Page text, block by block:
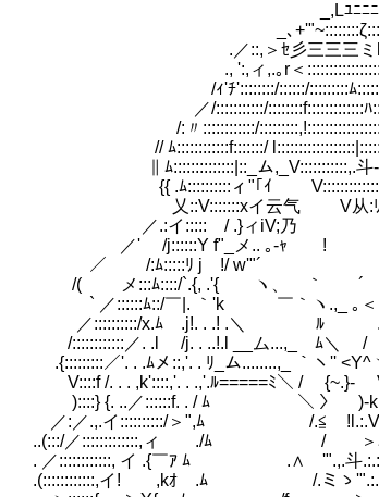
_,Lﾕﾆﾆﾆﾕ
_､+'"~::::::::ζ:::::::::::::::
.／::,＞ｾ彡三三三ミhｧ
., ':,ィ,.｡r＜
/ｨ'ﾁ'::::::::/::::::/:::::::::ﾑ
／/:::::::::::/::::::::f:::::::::::::ﾊ
/:〃::::::::::::/
// ﾑ::::::::::::f:::::::/
∥ ﾑ::::::::::::::|::_ム
{{ .ﾑ::::::::::ィ"｢ｲ
乂::V:::::::xイ云气 ゞV从:ﾘ{夾
／.:イ:::::ゞ/ .}ィiV;乃 ゞ-
／' /j::::::Y f"_メ.. ｡-ｬ !
／ /:ﾑ:::::ﾘ j !/ w'"´ ,ｲ:::::::ﾘ
/( メ:::ﾑ::::/`.{, .'{ ゝヽ、 ｀ ´ .,.イj.
ゞ` ／::::::ﾑ::/￣|. ｀'k ￣｀ヽ.,_ ｡
／::::::::::/x.ﾑ .j!. . .! .＼ ﾙ ./
/::::::::::::／. .l /j. . ..!.l __ム...,_
.{:::::::::／'. . .ﾑメ::,'. . ﾘ_ム........,_ ｀ヽ
V::::f /. . . ,k'::::,'. . .,'.ﾙ=====ﾐ＼
)::::} {. ..／::::::f. . / ﾑ ＼ 〉 )-
／:／.,.イ::::::::::/＞",
..(:::/／:::::::::::::,ィ ./ﾑ /
. ／::::::::::::, イ .{￣ｱ ﾑ .∧ゞ
.(::::::::::::,イ! ,kｵ .ﾑ /.ミゝ